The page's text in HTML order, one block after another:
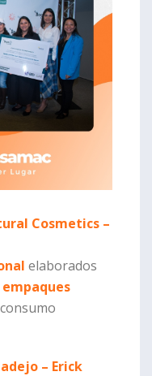
Cosmetics –
elaborados
empaques
– Erick